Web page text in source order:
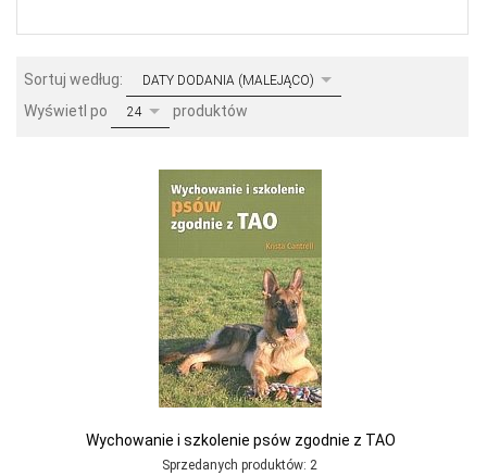
Sortuj według: sortDATY DODANIA (MALEJĄCO)
Wyświetl po pop24 produktów
Wychowanie i szkolenie psów zgodnie z TAO
Sprzedanych produktów: 2